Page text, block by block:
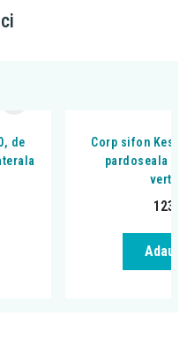
recomadate):
la Ø110
de
Corp sifon
pardoseala